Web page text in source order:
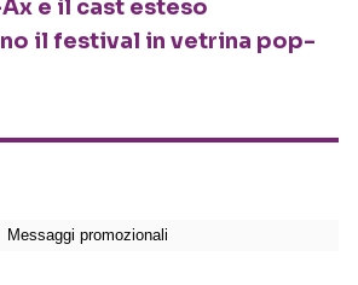
e il cast esteso
il festival in vetrina pop-